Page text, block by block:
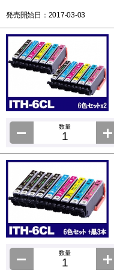
発売開始日：2017-03-03
数量
数量